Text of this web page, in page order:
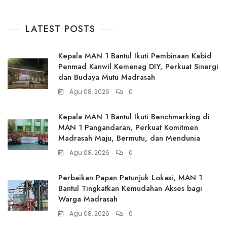
LATEST POSTS
Kepala MAN 1 Bantul Ikuti Pembinaan Kabid
Penmad Kanwil Kemenag DIY, Perkuat Sinergi
dan Budaya Mutu Madrasah
Agu 08, 2026 0
Kepala MAN 1 Bantul Ikuti Benchmarking di
MAN 1 Pangandaran, Perkuat Komitmen
Madrasah Maju, Bermutu, dan Mendunia
Agu 08, 2026 0
Perbaikan Papan Petunjuk Lokasi, MAN 1
Bantul Tingkatkan Kemudahan Akses bagi
Warga Madrasah
Agu 08, 2026 0